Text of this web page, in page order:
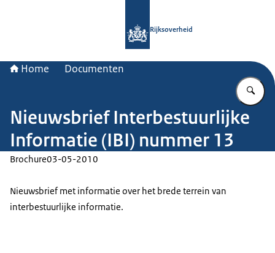
Rijksoverheid
Home Documenten
Nieuwsbrief Interbestuurlijke
Informatie (IBI) nummer 13
Brochure03-05-2010
Nieuwsbrief met informatie over het brede terrein van
interbestuurlijke informatie.